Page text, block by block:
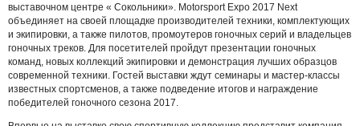
выставочном центре « Сокольники». Motorsport Expo 2017 Next
объединяет на своей площадке производителей техники, комплектующих
и экипировки, а также пилотов, промоутеров гоночных серий и владельцев
гоночных треков. Для посетителей пройдут презентации гоночных
команд, новых коллекций экипировки и демонстрация лучших образцов
современной техники. Гостей выставки ждут семинары и мастер-классы
известных спортсменов, а также подведение итогов и награждение
победителей гоночного сезона 2017.